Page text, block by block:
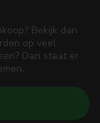
Bekijk dan
op veel
Dan staat er